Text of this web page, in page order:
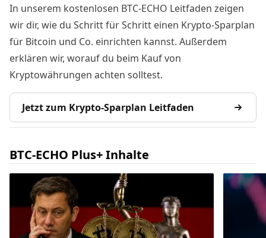
In unserem kostenlosen BTC-ECHO Leitfaden zeigen
wir dir, wie du Schritt für Schritt einen Krypto-Sparplan
für Bitcoin und Co. einrichten kannst. Außerdem
erklären wir, worauf du beim Kauf von
Kryptowährungen achten solltest.
Jetzt zum Krypto-Sparplan Leitfaden
BTC-ECHO Plus+ Inhalte